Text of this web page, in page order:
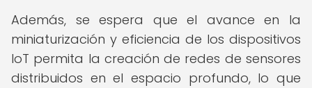
Además, se espera que el avance en la
miniaturización y eficiencia de los dispositivos
IoT permita la creación de redes de sensores
distribuidos en el espacio profundo, lo que